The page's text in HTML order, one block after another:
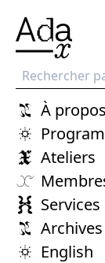
Recherche
À propos
Ateliers
Services
Archives
English